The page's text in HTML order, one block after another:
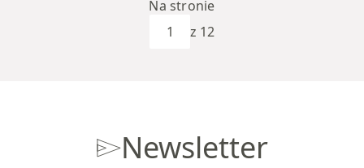
z 12
Na stronie
Newsletter